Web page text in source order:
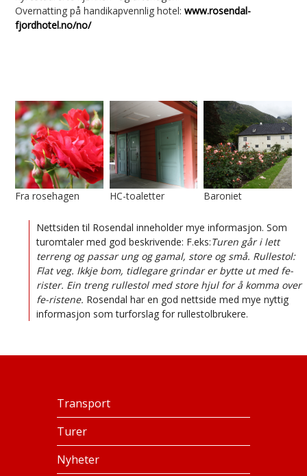
Overnatting på handikapvennlig hotel:www.rosendal-
fjordhotel.no/no/
Fra rosehagen HC-toaletter Baroniet
Nettsiden til Rosendal inneholder mye informasjon. Som
turomtaler med god beskrivende: F.eks:Turen går i lett
terreng og passar ung og gamal, store og små. Rullestol:
Flat veg. Ikkje bom, tidlegare grindar er bytte ut med fe-
rister. Ein treng rullestol med store hjul for å komma over
fe-ristene. Rosendal har en god nettside med mye nyttig
informasjon som turforslag for rullestolbrukere.
Transport
Turer
Nyheter